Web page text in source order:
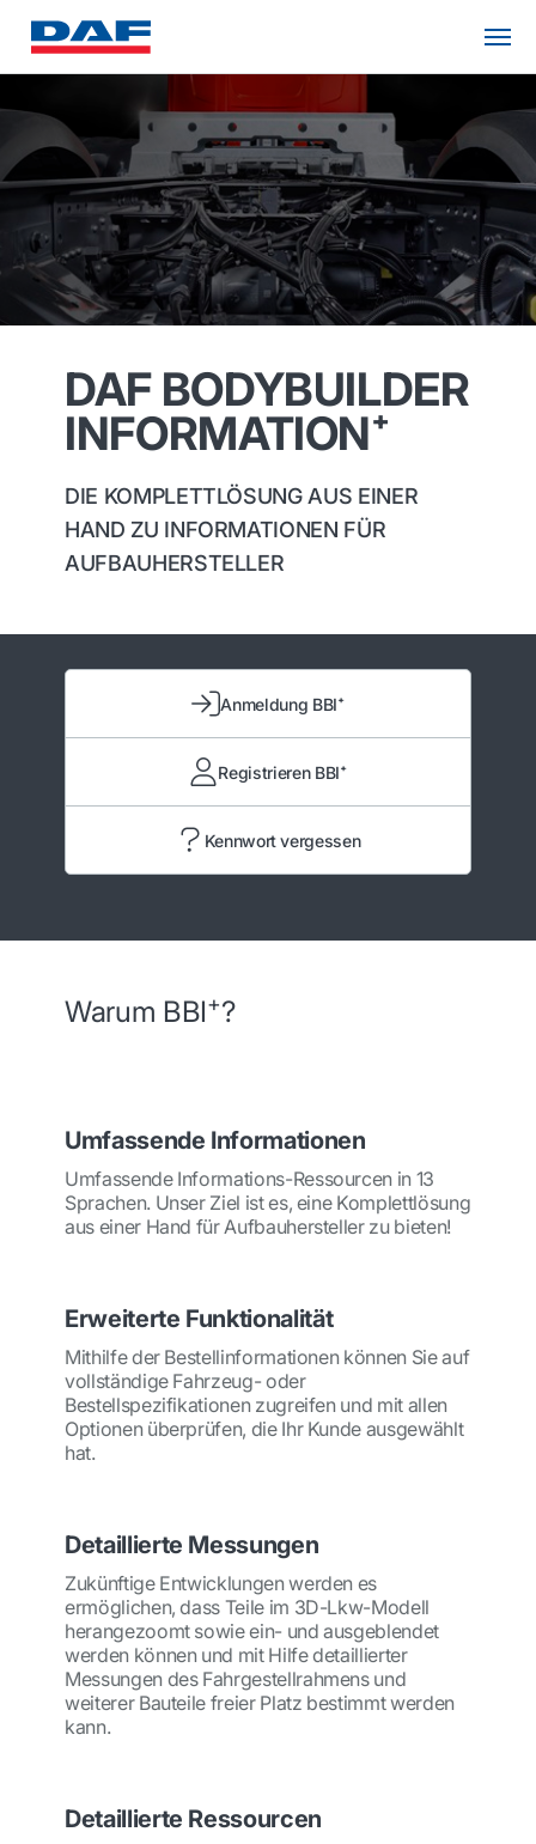
DAF BODYBUILDER
INFORMATION⁺
DIE KOMPLETTLÖSUNG AUS EINER
HAND ZU INFORMATIONEN FÜR
AUFBAUHERSTELLER
Anmeldung BBI⁺
Registrieren BBI⁺
Kennwort vergessen
Warum BBI+?
Umfassende Informationen
Umfassende Informations-Ressourcen in 13
Sprachen. Unser Ziel ist es, eine Komplettlösung
aus einer Hand für Aufbauhersteller zu bieten!
Erweiterte Funktionalität
Mithilfe der Bestellinformationen können Sie auf
vollständige Fahrzeug- oder
Bestellspezifikationen zugreifen und mit allen
Optionen überprüfen, die Ihr Kunde ausgewählt
hat.
Detaillierte Messungen
Zukünftige Entwicklungen werden es
ermöglichen, dass Teile im 3D-Lkw-Modell
herangezoomt sowie ein- und ausgeblendet
werden können und mit Hilfe detaillierter
Messungen des Fahrgestellrahmens und
weiterer Bauteile freier Platz bestimmt werden
kann.
Detaillierte Ressourcen